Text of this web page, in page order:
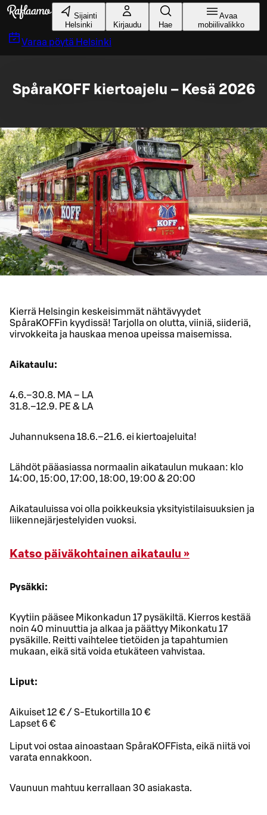
Siirry pääsisältöön
Sijainti
Helsinki
Kirjaudu Hae
Avaa
mobiilivalikko
Varaa pöytä Helsinki
SpåraKOFF kiertoajelu – Kesä 2026
Kierrä Helsingin keskeisimmät nähtävyydet
SpåraKOFFin kyydissä! Tarjolla on olutta, viiniä, siideriä,
virvokkeita ja hauskaa menoa upeissa maisemissa.
Aikataulu:
4.6.–30.8. MA – LA
31.8.–12.9. PE & LA
Juhannuksena 18.6.–21.6. ei kiertoajeluita!
Lähdöt pääasiassa normaalin aikataulun mukaan: klo
14:00, 15:00, 17:00, 18:00, 19:00 & 20:00
Aikatauluissa voi olla poikkeuksia yksityistilaisuuksien ja
liikennejärjestelyiden vuoksi.
Katso päiväkohtainen aikataulu »
Pysäkki:
Kyytiin pääsee Mikonkadun 17 pysäkiltä. Kierros kestää
noin 40 minuuttia ja alkaa ja päättyy Mikonkatu 17
pysäkille. Reitti vaihtelee tietöiden ja tapahtumien
mukaan, eikä sitä voida etukäteen vahvistaa.
Liput:
Aikuiset 12 € / S-Etukortilla 10 €
Lapset 6 €
Liput voi ostaa ainoastaan SpåraKOFFista, eikä niitä voi
varata ennakkoon.
Vaunuun mahtuu kerrallaan 30 asiakasta.